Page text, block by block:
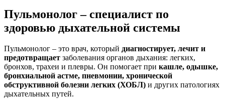
Пульмонолог – специалист по
здоровью дыхательной системы
Пульмонолог – это врач, который диагностирует, лечит и
предотвращает заболевания органов дыхания: легких,
бронхов, трахеи и плевры. Он помогает при кашле, одышке,
бронхиальной астме, пневмонии, хронической
обструктивной болезни легких (ХОБЛ) и других патологиях
дыхательных путей.